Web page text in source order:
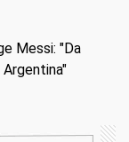
Messi: "Da